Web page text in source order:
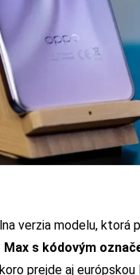
verzia modelu, ktorá
Max s kódovým
prejde aj